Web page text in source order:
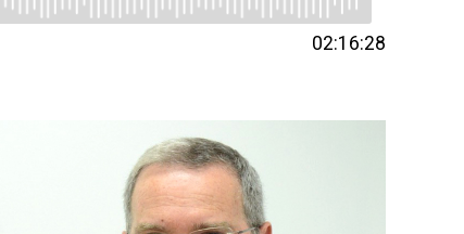
02:16:28